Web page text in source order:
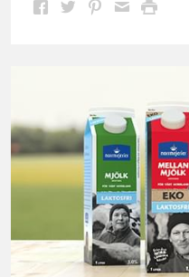
Dela Dela Dela DelaSkriv